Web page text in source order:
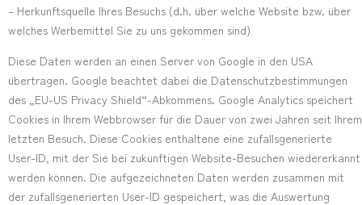
– Herkunftsquelle Ihres Besuchs (d.h. über welche Website bzw. über
welches Werbemittel Sie zu uns gekommen sind)
Diese Daten werden an einen Server von Google in den USA
übertragen. Google beachtet dabei die Datenschutzbestimmungen
des „EU-US Privacy Shield“-Abkommens. Google Analytics speichert
Cookies in Ihrem Webbrowser für die Dauer von zwei Jahren seit Ihrem
letzten Besuch. Diese Cookies enthaltene eine zufallsgenerierte
User-ID, mit der Sie bei zukünftigen Website-Besuchen wiedererkannt
werden können. Die aufgezeichneten Daten werden zusammen mit
der zufallsgenerierten User-ID gespeichert, was die Auswertung